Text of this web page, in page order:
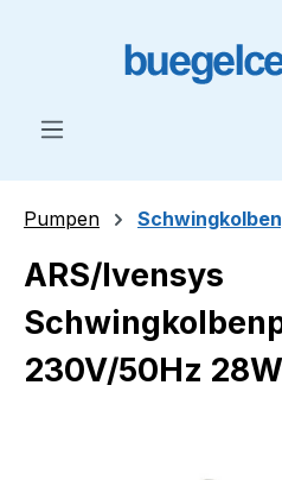
Pumpen
ARS/Ivensys
230V/50Hz 28W
Bildergalerie überspringen